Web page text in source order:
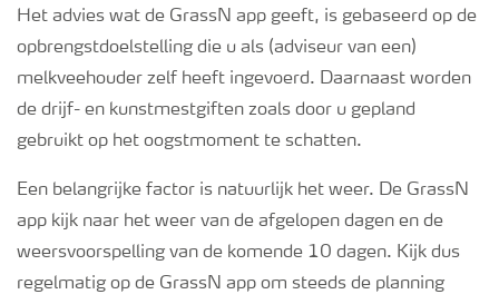
Het advies wat de GrassN app geeft, is gebaseerd op de
opbrengstdoelstelling die u als (adviseur van een)
melkveehouder zelf heeft ingevoerd. Daarnaast worden
de drijf- en kunstmestgiften zoals door u gepland
gebruikt op het oogstmoment te schatten.
Een belangrijke factor is natuurlijk het weer. De GrassN
app kijk naar het weer van de afgelopen dagen en de
weersvoorspelling van de komende 10 dagen. Kijk dus
regelmatig op de GrassN app om steeds de planning